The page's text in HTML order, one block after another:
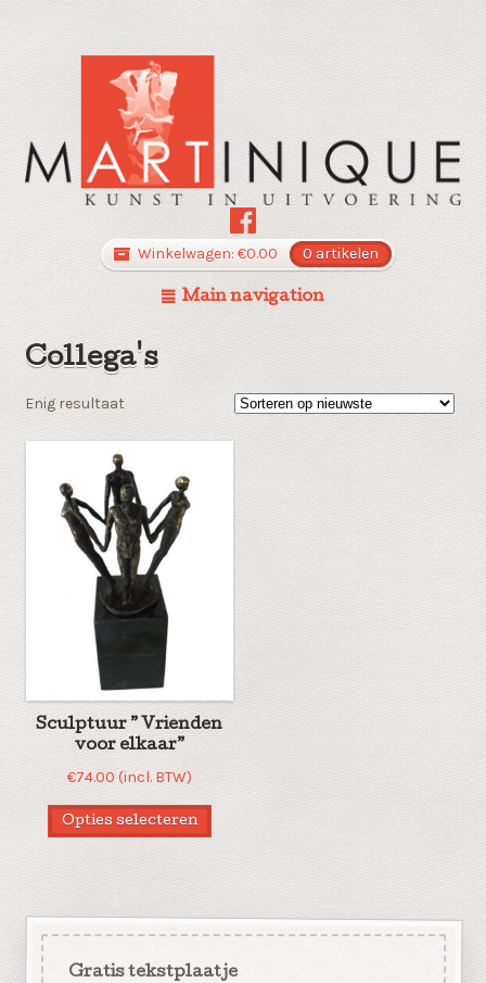
Winkelwagen: €0.00 0 artikelen
Main navigation
Collega's
Enig resultaat
Sculptuur ” Vrienden
voor elkaar”
€74.00 (incl. BTW)
Opties selecteren
Gratis tekstplaatje